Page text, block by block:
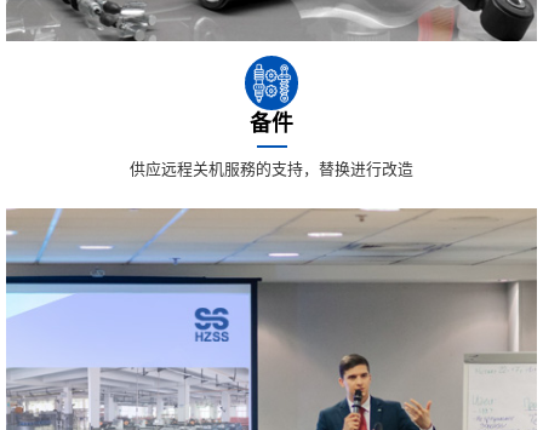
备件
供应远程关机服務的支持，替换进行改造